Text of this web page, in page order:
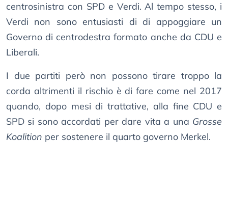
centrosinistra con SPD e Verdi. Al tempo stesso, i
Verdi non sono entusiasti di di appoggiare un
Governo di centrodestra formato anche da CDU e
Liberali.
I due partiti però non possono tirare troppo la
corda altrimenti il rischio è di fare come nel 2017
quando, dopo mesi di trattative, alla fine CDU e
SPD si sono accordati per dare vita a una Grosse
Koalition per sostenere il quarto governo Merkel.